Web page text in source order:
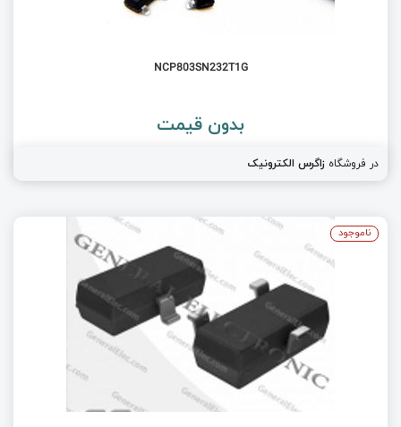
NCP803SN232T1G
بدون قیمت
در فروشگاه زاگرس الکترونیک
ناموجود